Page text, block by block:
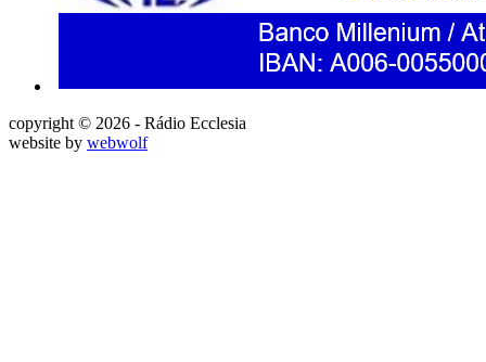
copyright © 2026 - Rádio Ecclesia
website by webwolf